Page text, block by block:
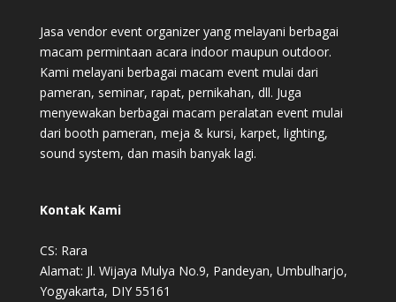
Jasa vendor event organizer yang melayani berbagai
macam permintaan acara indoor maupun outdoor.
Kami melayani berbagai macam event mulai dari
pameran, seminar, rapat, pernikahan, dll. Juga
menyewakan berbagai macam peralatan event mulai
dari booth pameran, meja & kursi, karpet, lighting,
sound system, dan masih banyak lagi.
Kontak Kami
CS: Rara
Alamat: Jl. Wijaya Mulya No.9, Pandeyan, Umbulharjo,
Yogyakarta, DIY 55161